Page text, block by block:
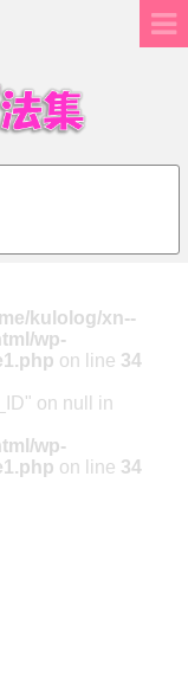
kulolog/xn--
wp-
on line 34
on null in
wp-
on line 34